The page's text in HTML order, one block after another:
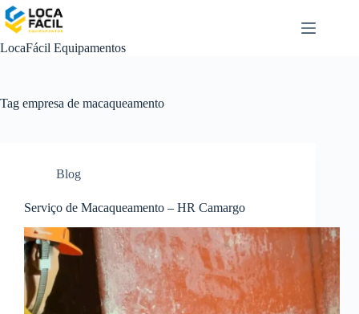
Pular
para
conteúdo
LocaFácil Equipamentos
Tag empresa de macaqueamento
Blog
Serviço de Macaqueamento – HR Camargo